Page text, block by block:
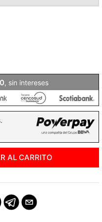
, sin intereses
AL CARRITO